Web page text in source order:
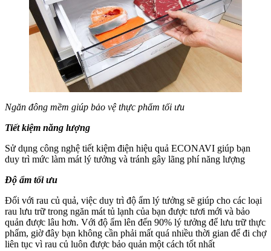
Ngăn đông mềm giúp bảo vệ thực phẩm tối ưu
Tiết kiệm năng lượng
Sử dụng công nghệ tiết kiệm điện hiệu quả ECONAVI giúp bạn
duy trì mức làm mát lý tưởng và tránh gây lãng phí năng lượng
Độ ẩm tối ưu
Đối với rau củ quả, việc duy trì độ ẩm lý tưởng sẽ giúp cho các loại
rau lưu trữ trong ngăn mát tủ lạnh của bạn được tươi mới và bảo
quản được lâu hơn. Với độ ẩm lên đến 90% lý tưởng để lưu trữ thực
phẩm, giờ đây bạn không cần phải mất quá nhiều thời gian để đi chợ
liên tục vì rau củ luôn được bảo quản một cách tốt nhất